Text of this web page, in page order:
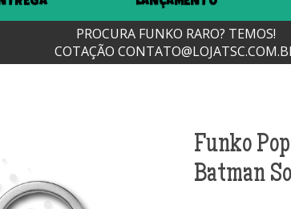
PROCURA FUNKO RARO? TEMOS!
COTAÇÃO
Funko
Batman